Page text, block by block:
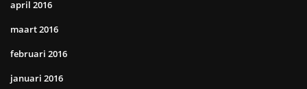
april 2016
maart 2016
februari 2016
januari 2016